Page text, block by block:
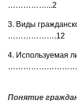
……………...2
3. Виды
……………….12
4. Используемая
Понятие